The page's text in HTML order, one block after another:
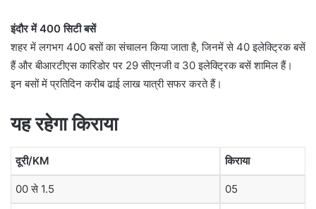
इंदौर में 400 सिटी बसें
शहर में लगभग 400 बसों का संचालन किया जाता है, जिनमें से 40 इलेक्ट्रिक बसें
हैं और बीआरटीएस कारिडोर पर 29 सीएनजी व 30 इलेक्ट्रिक बसें शामिल हैं।
इन बसों में प्रतिदिन करीब ढाई लाख यात्री सफर करते हैं।
यह रहेगा किराया
दूरी/KM किराया
00 से 1.5 05